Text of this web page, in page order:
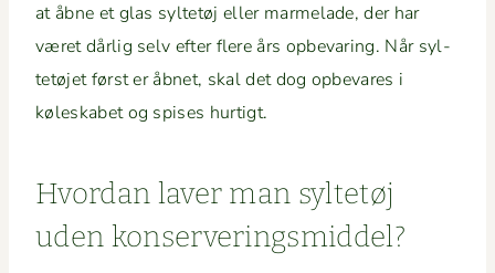
at åbne et glas syl­tetøj eller marme­lade, der har
været dårlig selv efter flere års opbe­var­ing. Når syl­
tetø­jet først er åbnet, skal det dog opbe­vares i
kølesk­a­bet og spis­es hurtigt.
Hvor­dan laver man syl­tetøj
uden konserveringsmiddel?